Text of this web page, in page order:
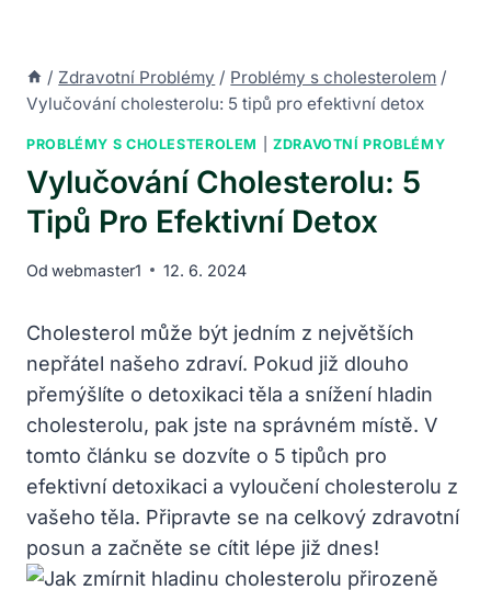
/ Zdravotní Problémy / Problémy s cholesterolem /
Vylučování cholesterolu: 5 tipů pro efektivní detox
PROBLÉMY S CHOLESTEROLEM |ZDRAVOTNÍ PROBLÉMY
Vylučování Cholesterolu: 5
Tipů Pro Efektivní Detox
Od webmaster1 12. 6. 2024
Cholesterol může být jedním z největších
nepřátel našeho zdraví. Pokud již dlouho
přemýšlíte o detoxikaci těla a snížení hladin
cholesterolu, pak jste na správném místě. V
tomto článku se dozvíte o 5 tipůch pro
efektivní detoxikaci a vyloučení cholesterolu z
vašeho těla. Připravte se na celkový zdravotní
posun a začněte se cítit lépe již dnes!